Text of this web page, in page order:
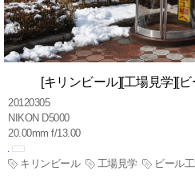
[キリンビール][工場見学][
20120305
NIKON D5000
20.00mm f/13.00
キリンビール 工場見学 ビール